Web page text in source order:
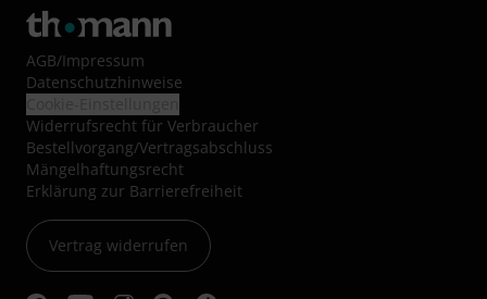
AGB/Impressum
Datenschutzhinweise
Widerrufsrecht für Verbraucher
Bestellvorgang/Vertragsabschluss
Mängelhaftungsrecht
Erklärung zur Barrierefreiheit
Vertrag widerrufen